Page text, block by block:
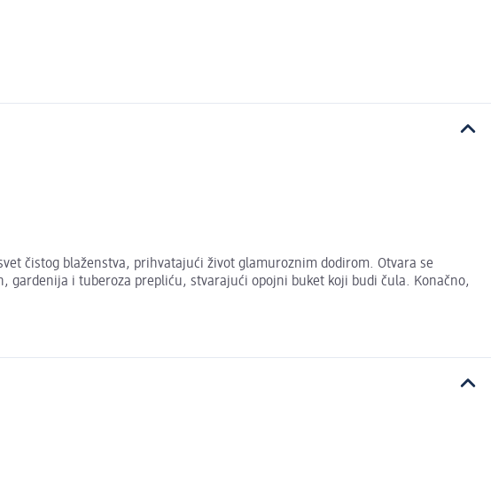
čistog blaženstva, prihvatajući život glamuroznim dodirom. Otvara se
i tuberoza prepliću, stvarajući opojni buket koji budi čula. Konačno,